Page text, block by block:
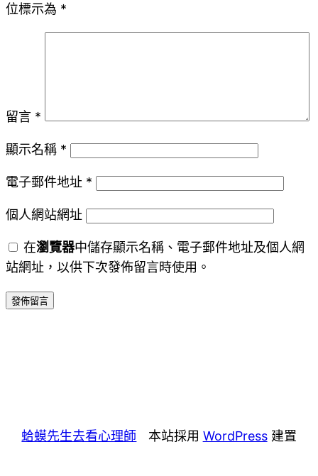
位標示為 *
留言 *
顯示名稱 *
電子郵件地址 *
個人網站網址
在瀏覽器中儲存顯示名稱、電子郵件地址及個人網
站網址，以供下次發佈留言時使用。
蛤蟆先生去看心理師 本站採用 WordPress建置